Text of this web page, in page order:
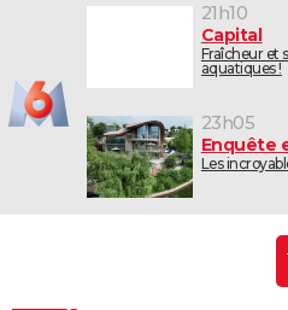
21h10
Capital
Fraîcheur et
aquatiques !
23h05
Enquête
Les